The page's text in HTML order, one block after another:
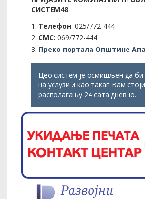
СИСТЕМ48
Телефон: 025/772-444
СМС: 069/772-444
Преко портала Општине
Цео систем је осмишљен да
на услузи и као такав Вам
располагању 24 сата дневно.